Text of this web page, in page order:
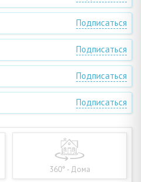
Подписаться
Подписаться
Подписаться
Подписаться
360° - Дома